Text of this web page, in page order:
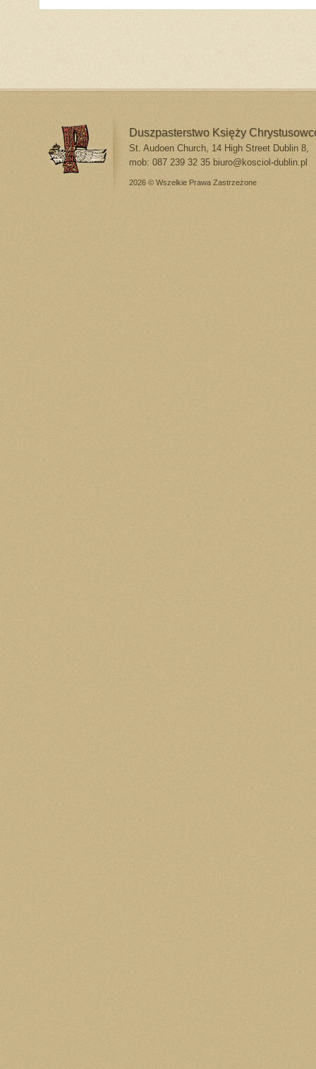
Duszpasterstwo Księży
St. Audoen Church, 14 High Street Dublin 8,
mob: 087 239 32 35 biuro@kosciol-dublin.pl
2026 © Wszelkie Prawa Zastrzeżone